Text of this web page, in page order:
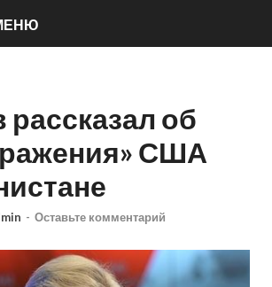
об
США
- Оставьте комментарий